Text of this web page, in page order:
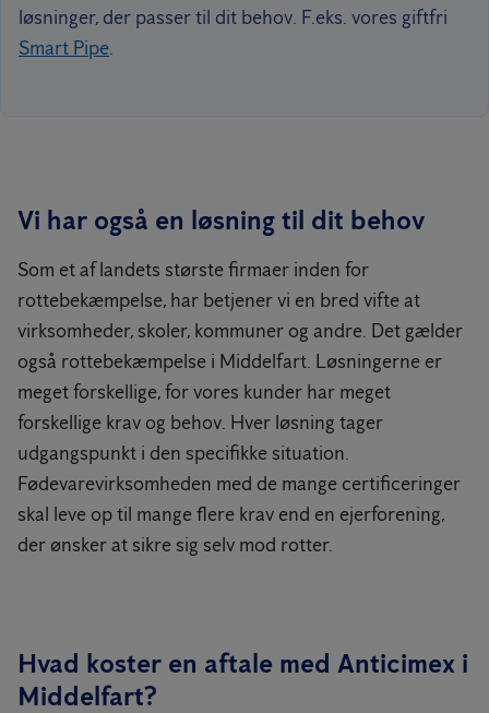
løsninger, der passer til dit behov. F.eks. vores giftfri
Smart Pipe.
Vi har også en løsning til dit behov
Som et af landets største firmaer inden for
rottebekæmpelse, har betjener vi en bred vifte at
virksomheder, skoler, kommuner og andre. Det gælder
også rottebekæmpelse i Middelfart. Løsningerne er
meget forskellige, for vores kunder har meget
forskellige krav og behov. Hver løsning tager
udgangspunkt i den specifikke situation.
Fødevarevirksomheden med de mange certificeringer
skal leve op til mange flere krav end en ejerforening,
der ønsker at sikre sig selv mod rotter.
Hvad koster en aftale med Anticimex i
Middelfart?